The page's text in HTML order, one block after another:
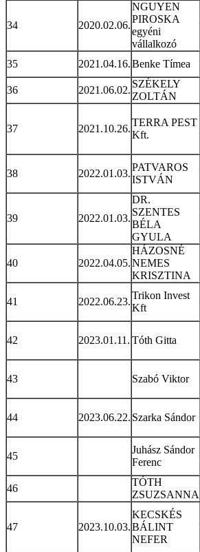
34 2020.02.06.
NGUYEN
PIROSKA
egyéni
vállalkozó
35 2021.04.16.Benke Tímea
36 2021.06.02.
SZÉKELY
ZOLTÁN
37 2021.10.26.
TERRA PEST
Kft.
38 2022.01.03.
PATVAROS
ISTVÁN
39 2022.01.03.
DR.
SZENTES
BÉLA
GYULA
40 2022.04.05.
HÁZOSNÉ
NEMES
KRISZTINA
41 2022.06.23.
Trikon Invest
Kft
42 2023.01.11. Tóth Gitta
43 Szabó Viktor
44 2023.06.22. Szarka Sándor
45
Juhász Sándor
Ferenc
46
TÓTH
ZSUZSANNA
47 2023.10.03.
KECSKÉS
BÁLINT
NEFER